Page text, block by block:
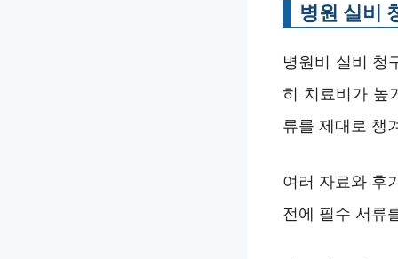
병원 실비
병원비 실비 청
히 치료비가 높
류를 제대로 챙
여러 자료와 후
전에 필수 서류